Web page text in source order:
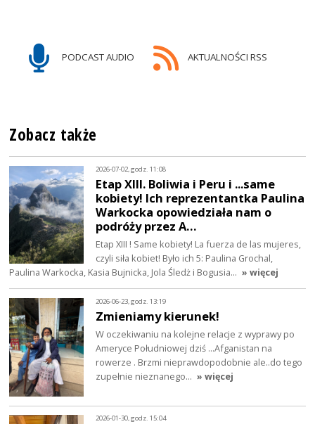
PODCAST AUDIO AKTUALNOŚCI RSS
Zobacz także
2026-07-02, godz. 11:08
Etap XIII. Boliwia i Peru i ...same
kobiety! Ich reprezentantka Paulina
Warkocka opowiedziała nam o
podróży przez A…
Etap XIII ! Same kobiety! La fuerza de las mujeres,
czyli siła kobiet! Było ich 5: Paulina Grochal,
Paulina Warkocka, Kasia Bujnicka, Jola Śledż i Bogusia… » więcej
2026-06-23, godz. 13:19
Zmieniamy kierunek!
W oczekiwaniu na kolejne relacje z wyprawy po
Ameryce Południowej dziś ...Afganistan na
rowerze . Brzmi nieprawdopodobnie ale..do tego
zupełnie nieznanego… » więcej
2026-01-30, godz. 15:04